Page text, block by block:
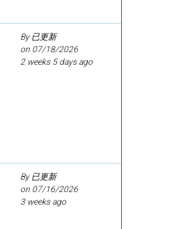
By 已更新
on 07/18/2026
2 weeks 5 days ago
By 已更新
on 07/16/2026
3 weeks ago